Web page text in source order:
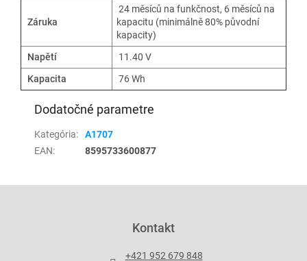
Záruka
24 měsíců na funkčnost, 6 měsíců na
kapacitu (minimálně 80% původní
kapacity)
Napětí
11.40 V
Kapacita
76 Wh
Dodatočné parametre
Kategória:
A1707
EAN: 8595733600877
Kontakt
+421 952 679 848